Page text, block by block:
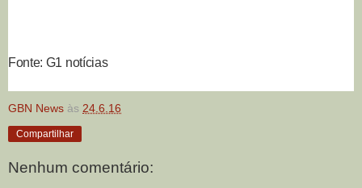
Fonte: G1 notícias
GBN News às 24.6.16
Compartilhar
Nenhum comentário: